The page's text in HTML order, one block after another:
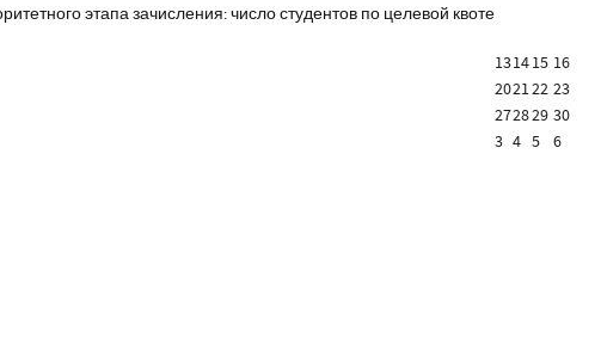
этапа зачисления: число студентов по целевой квоте
131415 16
202122 23
272829 30
3 4 5 6